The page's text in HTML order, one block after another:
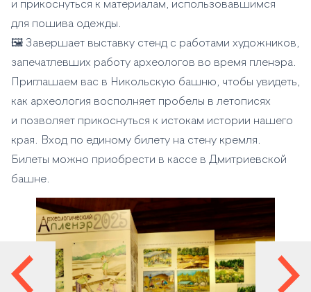
и прикоснуться к материалам, использовавшимся
для пошива одежды.
🖼️ Завершает выставку стенд с работами художников,
запечатлевших работу археологов во время пленэра.
Приглашаем вас в Никольскую башню, чтобы увидеть,
как археология восполняет пробелы в летописях
и позволяет прикоснуться к истокам истории нашего
края. Вход по единому билету на стену кремля.
Билеты можно приобрести в кассе в Дмитриевской
башне.